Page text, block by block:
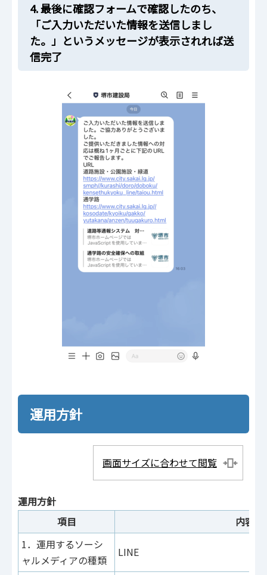
4. 最後に確認フォームで確認したのち、
「ご入力いただいた情報を送信しまし
た。」というメッセージが表示されれば送
信完了
運用方針
画面サイズに合わせて閲覧
運用方針
項目
内容
1．運用するソーシ
ャルメディアの種類
LINE